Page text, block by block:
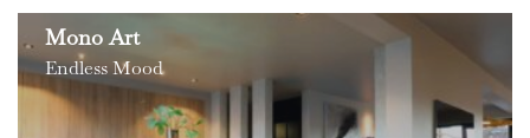
Mono Art
Endless Mood